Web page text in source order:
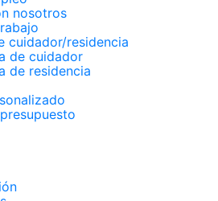
nosotros
cuidador/residencia
de cuidador
de residencia